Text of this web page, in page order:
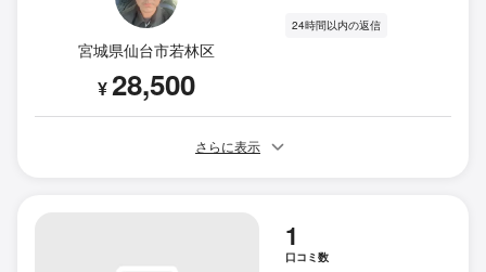
宮城県仙台市若林区
¥28,500
24時間以内の返信
さらに表示
1
口コミ数